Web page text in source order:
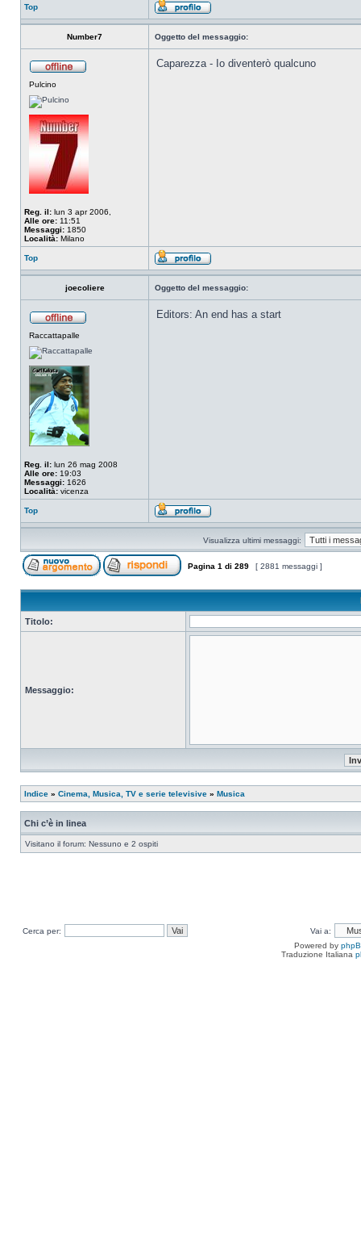
Top
Number7 Oggetto del messaggio:
Pulcino
Reg. il: lun 3 apr 2006,
Alle ore: 11:51
Messaggi: 1850
Località: Milano
Caparezza - Io diventerò qualcuno
Top
joecoliere Oggetto del messaggio:
Raccattapalle
Reg. il: lun 26 mag 2008
Alle ore: 19:03
Messaggi: 1626
Località: vicenza
Editors: An end has a start
Top
Visualizza ultimi messaggi:
Pagina 1 di 289 [ 2881 messaggi ]
Titolo:
Messaggio:
Indice » Cinema, Musica, TV e serie televisive » Musica
Chi c’è in linea
Visitano il forum: Nessuno e 2 ospiti
Cerca per:
Vai a:
Powered by
Traduzione Italiana